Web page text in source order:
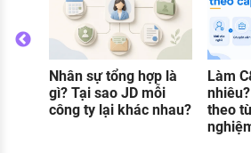
Nhân sự tổng hợp là
gì? Tại sao JD mỗi
công ty lại khác nhau?
Làm
theo